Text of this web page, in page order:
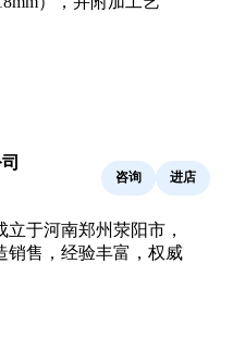
咨询 进店
于河南郑州荥阳市，
销售，经验丰富，权威